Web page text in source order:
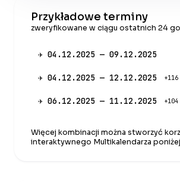
Przykładowe terminy
zweryfikowane w ciągu ostatnich 24
✈ 04.12.2025 — 09.12.2025
✈ 04.12.2025 — 12.12.2025
✈ 06.12.2025 — 11.12.2025
Więcej kombinacji można stworzyć
interaktywnego Multikalendarza poniżej